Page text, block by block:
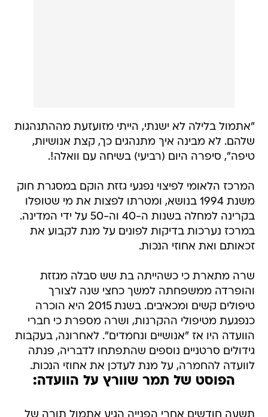
"אתמול בלילה לא ישנתי, הייתי מזועזעת מההתנהגות
שלהם. לא מבינה איך מתנהגים כך, קצת אנושיות,
טיפה", סיפרה היום (רביעי) בשיחה עם וואלה!.
המרכז הלאומי לפיצוי נפגעי גזזת הוקם במסגרת חוק
משנת 1994 בנושא, ומטרתו לפצות את מי שטופלו
בקרינה למחלה בשנות ה-40 וה-50 על ידי המדינה.
במרכז נערכות בדיקות לפונים על מנת לקבוע את
זכאותם ואת אחוזי הנכות.
שרה מתארת כי כשהייתה בת שש סבלה מגזזת
והופרדה ממשפחתה למשך כחצי שנה לצורך
טיפולים קשים ומכאיבים. בשנת 2015 היא הוכרה
כנפגעת מטיפולי ההקרנות, ושרה מספרת כי חברי
הוועדה היו אז "אנושיים ונחמדים". לאחרונה, בעקבות
גידולים סרטניים נוספים שהתפתחו לדבריה, פנתה
לוועדה להחמרה, על מנת לעדכן את אחוזי הנכות.
הפוסט של תמר שוורץ על הוועדה: